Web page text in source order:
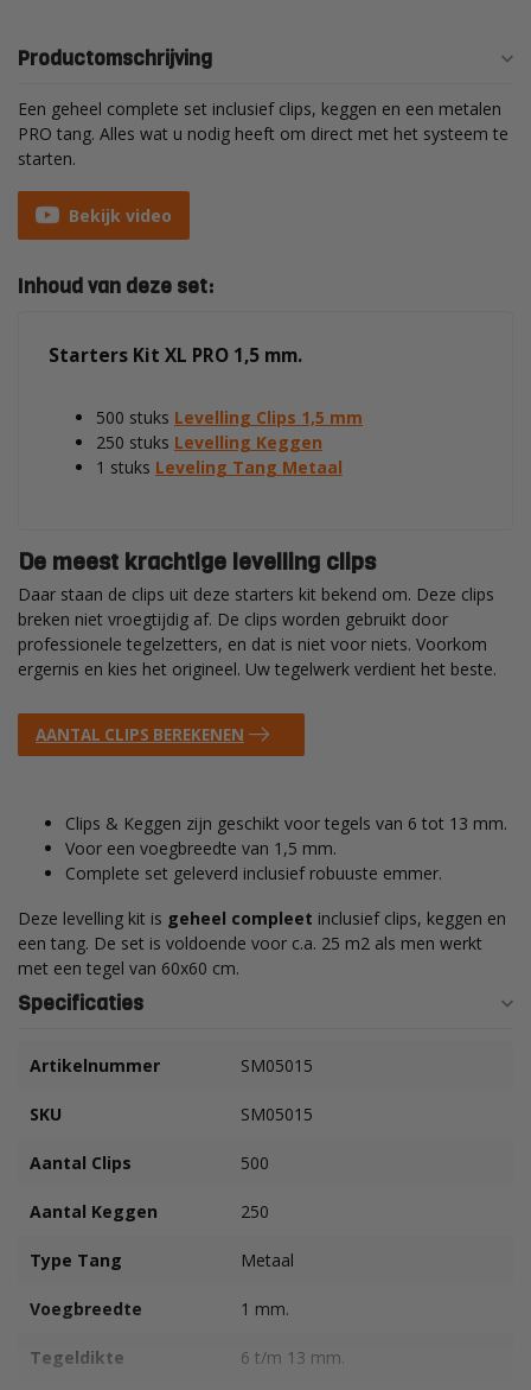
Productomschrijving
Een geheel complete set inclusief clips, keggen en een metalen
PRO tang. Alles wat u nodig heeft om direct met het systeem te
starten.
Bekijk video
Inhoud van deze set:
Starters Kit XL PRO 1,5 mm.
500 stuks Levelling Clips 1,5 mm
250 stuks Levelling Keggen
1 stuks Leveling Tang Metaal
De meest krachtige levelling clips
Daar staan de clips uit deze starters kit bekend om. Deze clips
breken niet vroegtijdig af. De clips worden gebruikt door
professionele tegelzetters, en dat is niet voor niets. Voorkom
ergernis en kies het origineel. Uw tegelwerk verdient het beste.
AANTAL CLIPS BEREKENEN
Clips & Keggen zijn geschikt voor tegels van 6 tot 13 mm.
Voor een voegbreedte van 1,5 mm.
Complete set geleverd inclusief robuuste emmer.
Deze levelling kit is geheel compleet inclusief clips, keggen en
een tang. De set is voldoende voor c.a. 25 m2 als men werkt
met een tegel van 60x60 cm.
Specificaties
Artikelnummer SM05015
SKU SM05015
Aantal Clips 500
Aantal Keggen 250
Type Tang Metaal
Voegbreedte 1 mm.
Tegeldikte 6 t/m 13 mm.